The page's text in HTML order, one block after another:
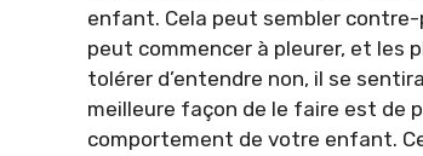
enfant. Cela peut sembler
peut commencer à pleurer, et les
tolérer d’entendre non, il se
meilleure façon de le faire est de
comportement de votre enfant.